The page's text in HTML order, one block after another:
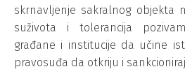
skrnavljenje sakralnog objekta
suživota i tolerancija
građane i institucije da učine
pravosuđa da otkriju i